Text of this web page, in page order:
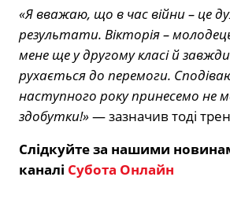
«Я вважаю, що в час війни – це
результати. Вікторія –
мене ще у другому класі й
рухається до перемоги.
наступного року принесемо не
здобутки!»— зазначив тоді
Слідкуйте за нашими
каналі Субота Онлайн